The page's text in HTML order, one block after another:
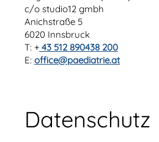
c/o studio12 gmbh
Anichstraße 5
6020 Innsbruck
T: + 43 512 890438 200
E: office@paediatrie.at
Datenschutz